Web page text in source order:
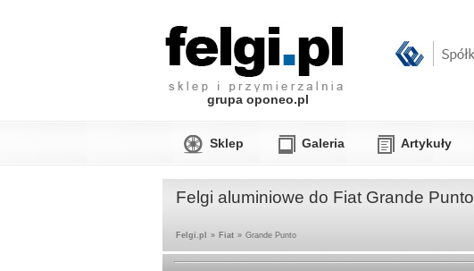
grupa oponeo.pl
Sklep Galeria Artykuły
Felgi aluminiowe do Fiat Grande Punto
Felgi.pl » Fiat » Grande Punto